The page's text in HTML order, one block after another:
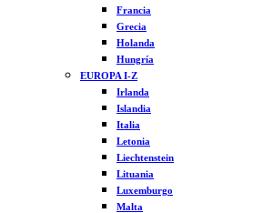
Francia
Grecia
Holanda
Hungría
EUROPA I-Z
Irlanda
Islandia
Italia
Letonia
Liechtenstein
Lituania
Luxemburgo
Malta